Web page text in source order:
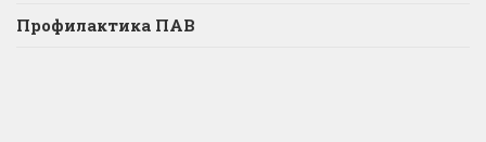
Профилактика ПАВ